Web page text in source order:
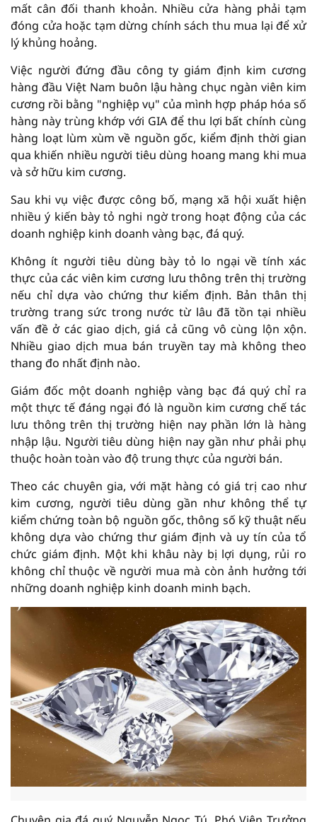
mất cân đối thanh khoản. Nhiều cửa hàng phải tạm
đóng cửa hoặc tạm dừng chính sách thu mua lại để xử
lý khủng hoảng.
Việc người đứng đầu công ty giám định kim cương
hàng đầu Việt Nam buôn lậu hàng chục ngàn viên kim
cương rồi bằng "nghiệp vụ" của mình hợp pháp hóa số
hàng này trùng khớp với GIA để thu lợi bất chính cùng
hàng loạt lùm xùm về nguồn gốc, kiểm định thời gian
qua khiến nhiều người tiêu dùng hoang mang khi mua
và sở hữu kim cương.
Sau khi vụ việc được công bố, mạng xã hội xuất hiện
nhiều ý kiến bày tỏ nghi ngờ trong hoạt động của các
doanh nghiệp kinh doanh vàng bạc, đá quý.
Không ít người tiêu dùng bày tỏ lo ngại về tính xác
thực của các viên kim cương lưu thông trên thị trường
nếu chỉ dựa vào chứng thư kiểm định. Bản thân thị
trường trang sức trong nước từ lâu đã tồn tại nhiều
vấn đề ở các giao dịch, giá cả cũng vô cùng lộn xộn.
Nhiều giao dịch mua bán truyền tay mà không theo
thang đo nhất định nào.
Giám đốc một doanh nghiệp vàng bạc đá quý chỉ ra
một thực tế đáng ngại đó là nguồn kim cương chế tác
lưu thông trên thị trường hiện nay phần lớn là hàng
nhập lậu. Người tiêu dùng hiện nay gần như phải phụ
thuộc hoàn toàn vào độ trung thực của người bán.
Theo các chuyên gia, với mặt hàng có giá trị cao như
kim cương, người tiêu dùng gần như không thể tự
kiểm chứng toàn bộ nguồn gốc, thông số kỹ thuật nếu
không dựa vào chứng thư giám định và uy tín của tổ
chức giám định. Một khi khâu này bị lợi dụng, rủi ro
không chỉ thuộc về người mua mà còn ảnh hưởng tới
những doanh nghiệp kinh doanh minh bạch.